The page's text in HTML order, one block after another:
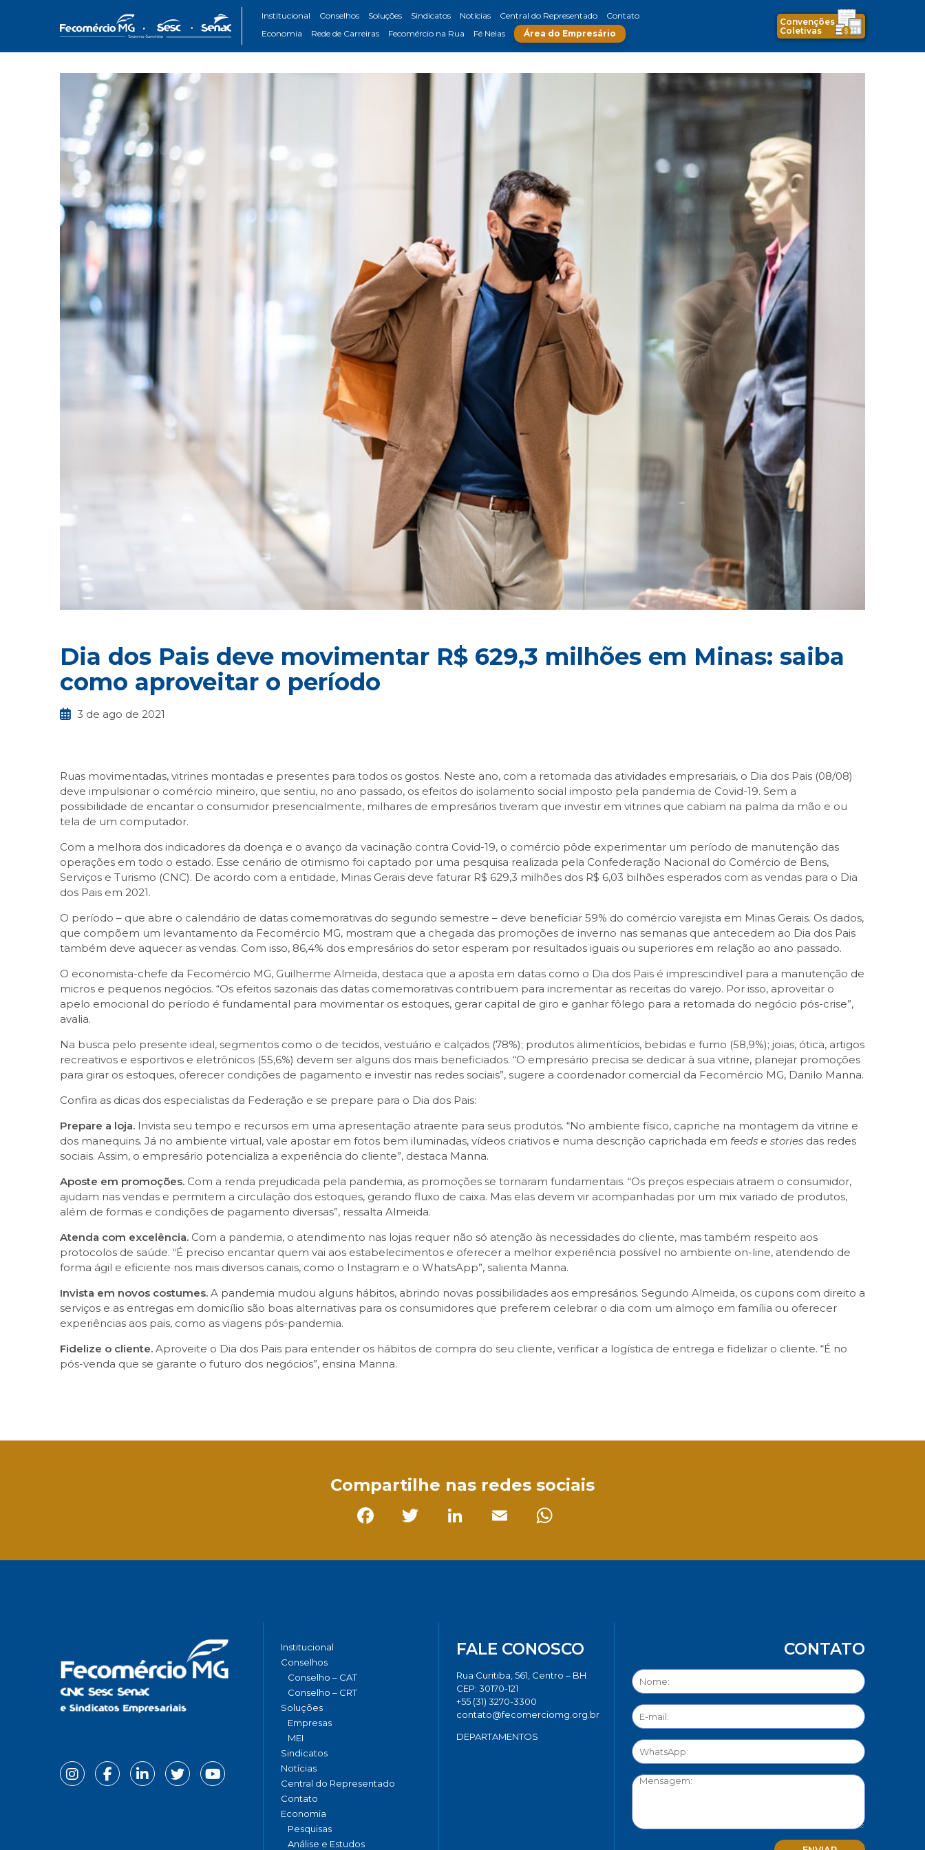
Institucional Conselhos Soluções Sindicatos Notícias Central do Representado
Contato
Economia
Rede de Carreiras Fecomércio na Rua Fé Nelas Área do Empresário
Convenções
Coletivas
Dia dos Pais deve movimentar R$ 629,3 milhões em Minas: saiba
como aproveitar o período
3 de ago de 2021
Ruas movimentadas, vitrines montadas e presentes para todos os gostos. Neste ano, com a retomada das atividades empresariais, o Dia dos Pais (08/08)
deve impulsionar o comércio mineiro, que sentiu, no ano passado, os efeitos do isolamento social imposto pela pandemia de Covid-19. Sem a
possibilidade de encantar o consumidor presencialmente, milhares de empresários tiveram que investir em vitrines que cabiam na palma da mão e ou
tela de um computador.
Com a melhora dos indicadores da doença e o avanço da vacinação contra Covid-19, o comércio pôde experimentar um período de manutenção das
operações em todo o estado. Esse cenário de otimismo foi captado por uma pesquisa realizada pela Confederação Nacional do Comércio de Bens,
Serviços e Turismo (CNC). De acordo com a entidade, Minas Gerais deve faturar R$ 629,3 milhões dos R$ 6,03 bilhões esperados com as vendas para o Dia
dos Pais em 2021.
O período – que abre o calendário de datas comemorativas do segundo semestre – deve beneficiar 59% do comércio varejista em Minas Gerais. Os dados,
que compõem um levantamento da Fecomércio MG, mostram que a chegada das promoções de inverno nas semanas que antecedem ao Dia dos Pais
também deve aquecer as vendas. Com isso, 86,4% dos empresários do setor esperam por resultados iguais ou superiores em relação ao ano passado.
O economista-chefe da Fecomércio MG, Guilherme Almeida, destaca que a aposta em datas como o Dia dos Pais é imprescindível para a manutenção de
micros e pequenos negócios. “Os efeitos sazonais das datas comemorativas contribuem para incrementar as receitas do varejo. Por isso, aproveitar o
apelo emocional do período é fundamental para movimentar os estoques, gerar capital de giro e ganhar fôlego para a retomada do negócio pós-crise”,
avalia.
Na busca pelo presente ideal, segmentos como o de tecidos, vestuário e calçados (78%); produtos alimentícios, bebidas e fumo (58,9%); joias, ótica, artigos
recreativos e esportivos e eletrônicos (55,6%) devem ser alguns dos mais beneficiados. “O empresário precisa se dedicar à sua vitrine, planejar promoções
para girar os estoques, oferecer condições de pagamento e investir nas redes sociais”, sugere a coordenador comercial da Fecomércio MG, Danilo Manna.
Confira as dicas dos especialistas da Federação e se prepare para o Dia dos Pais:
Prepare a loja. Invista seu tempo e recursos em uma apresentação atraente para seus produtos. “No ambiente físico, capriche na montagem da vitrine e
dos manequins. Já no ambiente virtual, vale apostar em fotos bem iluminadas, vídeos criativos e numa descrição caprichada em feeds e stories das redes
sociais. Assim, o empresário potencializa a experiência do cliente”, destaca Manna.
Aposte em promoções. Com a renda prejudicada pela pandemia, as promoções se tornaram fundamentais. “Os preços especiais atraem o consumidor,
ajudam nas vendas e permitem a circulação dos estoques, gerando fluxo de caixa. Mas elas devem vir acompanhadas por um mix variado de produtos,
além de formas e condições de pagamento diversas”, ressalta Almeida.
Atenda com excelência. Com a pandemia, o atendimento nas lojas requer não só atenção às necessidades do cliente, mas também respeito aos
protocolos de saúde. “É preciso encantar quem vai aos estabelecimentos e oferecer a melhor experiência possível no ambiente on-line, atendendo de
forma ágil e eficiente nos mais diversos canais, como o Instagram e o WhatsApp”, salienta Manna.
Invista em novos costumes. A pandemia mudou alguns hábitos, abrindo novas possibilidades aos empresários. Segundo Almeida, os cupons com direito a
serviços e as entregas em domicílio são boas alternativas para os consumidores que preferem celebrar o dia com um almoço em família ou oferecer
experiências aos pais, como as viagens pós-pandemia.
Fidelize o cliente. Aproveite o Dia dos Pais para entender os hábitos de compra do seu cliente, verificar a logística de entrega e fidelizar o cliente. “É no
pós-venda que se garante o futuro dos negócios”, ensina Manna.
Compartilhe nas redes sociais
Institucional
Conselhos
Conselho – CAT
Conselho – CRT
Soluções
Empresas
MEI
Sindicatos
Notícias
Central do Representado
Contato
Economia
Pesquisas
Análise e Estudos
FALE CONOSCO
Rua Curitiba, 561, Centro – BH
CEP: 30170-121
+55 (31) 3270-3300
contato@fecomerciomg.org.br
DEPARTAMENTOS
CONTATO